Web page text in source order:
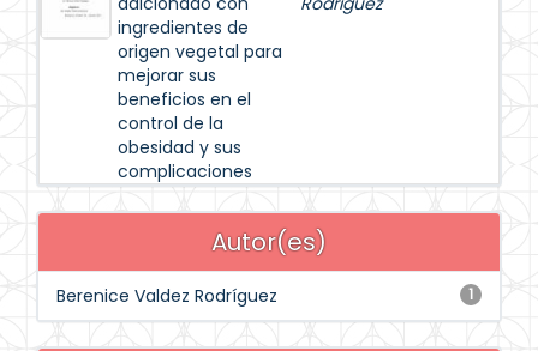
ingredientes de
origen vegetal para
mejorar sus
beneficios en el
control de la
obesidad y sus
complicaciones
Autor(es)
1
Berenice Valdez Rodríguez